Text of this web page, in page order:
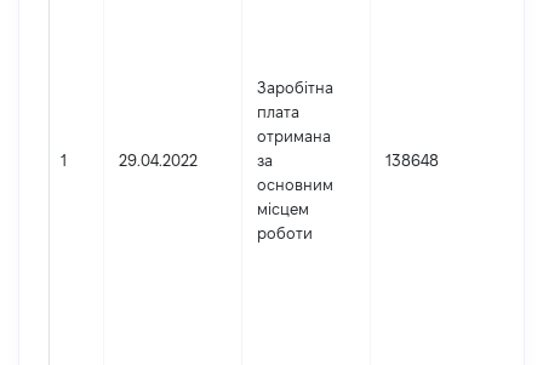
1 29.04.2022
Заробітна
плата
отримана
за
основним
місцем
роботи
138648